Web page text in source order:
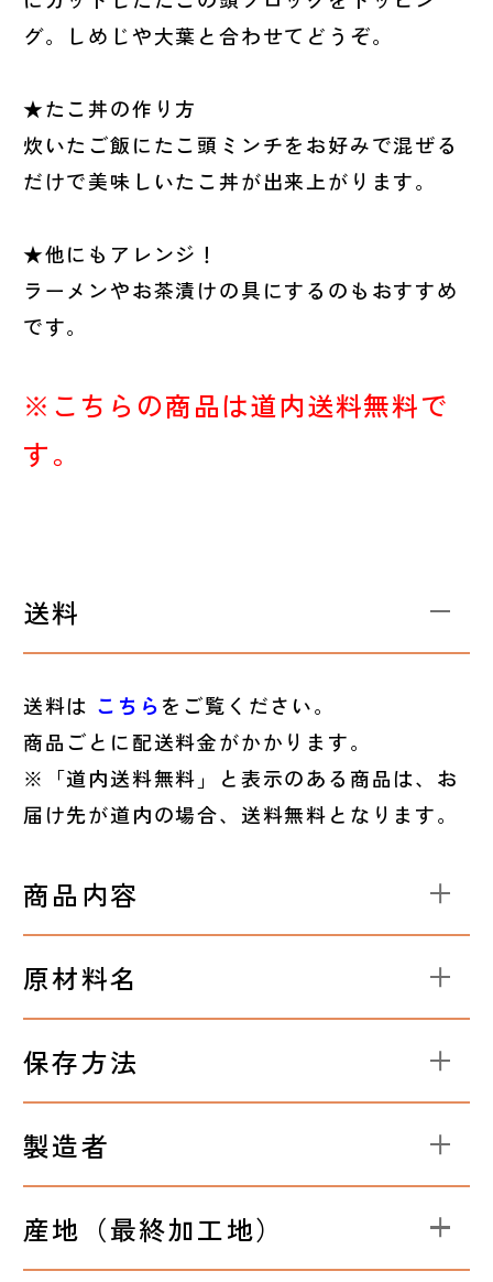
グ。しめじや大葉と合わせてどうぞ。
★たこ丼の作り方
炊いたご飯にたこ頭ミンチをお好みで混ぜる
だけで美味しいたこ丼が出来上がります。
★他にもアレンジ！
ラーメンやお茶漬けの具にするのもおすすめ
です。
※こちらの商品は道内送料無料で
す。
送料
送料は こちらをご覧ください。
商品ごとに配送料金がかかります。
※「道内送料無料」と表示のある商品は、お
届け先が道内の場合、送料無料となります。
商品内容
原材料名
保存方法
製造者
産地（最終加工地）